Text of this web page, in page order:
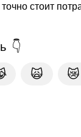
стоит
🙀 😿